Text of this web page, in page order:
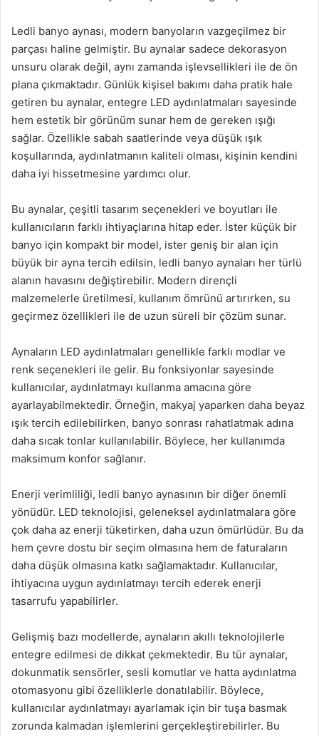
Ledli banyo aynası, modern banyoların vazgeçilmez bir
parçası haline gelmiştir. Bu aynalar sadece dekorasyon
unsuru olarak değil, aynı zamanda işlevsellikleri ile de ön
plana çıkmaktadır. Günlük kişisel bakımı daha pratik hale
getiren bu aynalar, entegre LED aydınlatmaları sayesinde
hem estetik bir görünüm sunar hem de gereken ışığı
sağlar. Özellikle sabah saatlerinde veya düşük ışık
koşullarında, aydınlatmanın kaliteli olması, kişinin kendini
daha iyi hissetmesine yardımcı olur.
Bu aynalar, çeşitli tasarım seçenekleri ve boyutları ile
kullanıcıların farklı ihtiyaçlarına hitap eder. İster küçük bir
banyo için kompakt bir model, ister geniş bir alan için
büyük bir ayna tercih edilsin, ledli banyo aynaları her türlü
alanın havasını değiştirebilir. Modern dirençli
malzemelerle üretilmesi, kullanım ömrünü artırırken, su
geçirmez özellikleri ile de uzun süreli bir çözüm sunar.
Aynaların LED aydınlatmaları genellikle farklı modlar ve
renk seçenekleri ile gelir. Bu fonksiyonlar sayesinde
kullanıcılar, aydınlatmayı kullanma amacına göre
ayarlayabilmektedir. Örneğin, makyaj yaparken daha beyaz
ışık tercih edilebilirken, banyo sonrası rahatlatmak adına
daha sıcak tonlar kullanılabilir. Böylece, her kullanımda
maksimum konfor sağlanır.
Enerji verimliliği, ledli banyo aynasının bir diğer önemli
yönüdür. LED teknolojisi, geleneksel aydınlatmalara göre
çok daha az enerji tüketirken, daha uzun ömürlüdür. Bu da
hem çevre dostu bir seçim olmasına hem de faturaların
daha düşük olmasına katkı sağlamaktadır. Kullanıcılar,
ihtiyacına uygun aydınlatmayı tercih ederek enerji
tasarrufu yapabilirler.
Gelişmiş bazı modellerde, aynaların akıllı teknolojilerle
entegre edilmesi de dikkat çekmektedir. Bu tür aynalar,
dokunmatik sensörler, sesli komutlar ve hatta aydınlatma
otomasyonu gibi özelliklerle donatılabilir. Böylece,
kullanıcılar aydınlatmayı ayarlamak için bir tuşa basmak
zorunda kalmadan işlemlerini gerçekleştirebilirler. Bu